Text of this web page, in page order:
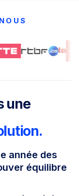
une
année des
équilibre